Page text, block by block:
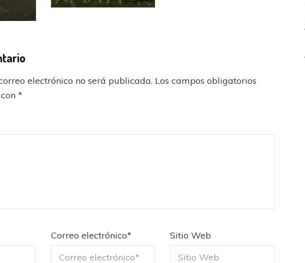
electrónico no será publicada. Los campos obligatorios
con*
Correo electrónico* Sitio Web